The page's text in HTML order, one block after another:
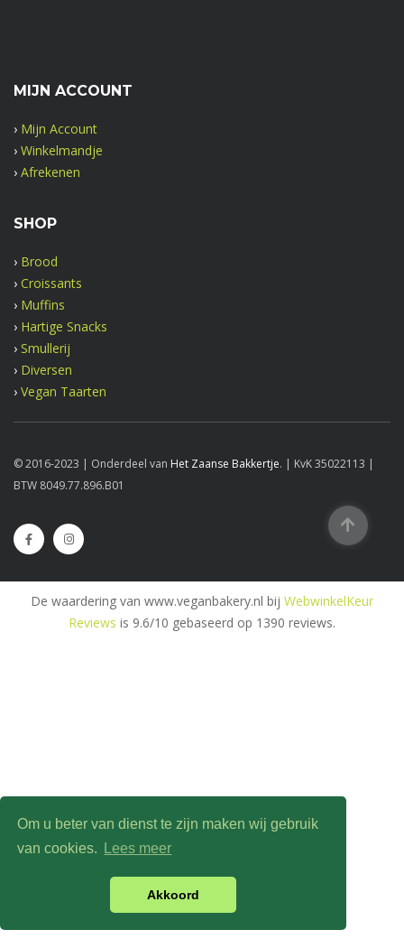
Om u beter van dienst te zijn maken wij gebruik
van cookies.
Lees meer
Akkoord
MIJN ACCOUNT
› Mijn Account
› Winkelmandje
› Afrekenen
SHOP
› Brood
› Croissants
› Muffins
› Hartige Snacks
› Smullerij
› Diversen
› Vegan Taarten
© 2016-2023 | Onderdeel van Het Zaanse Bakkertje. | KvK 35022113 |
BTW 8049.77.896.B01
De waardering van www.veganbakery.nl bij WebwinkelKeur
Reviews is 9.6/10 gebaseerd op 1390 reviews.